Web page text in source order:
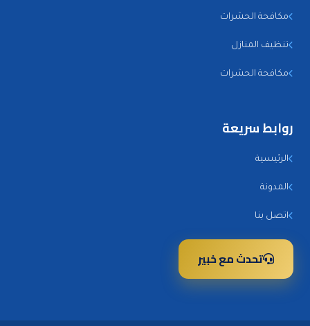
مكافحة الحشرات
تنظيف المنازل
مكافحة الحشرات
روابط سريعة
الرئيسية
المدونة
اتصل بنا
تحدث مع خبير